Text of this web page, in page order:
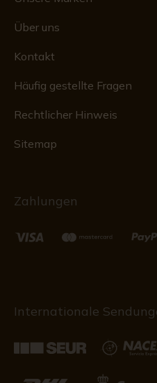
Über uns
Kontakt
Häufig gestellte Fragen
Rechtlicher Hinweis
Sitemap
Zahlungen
Internationale